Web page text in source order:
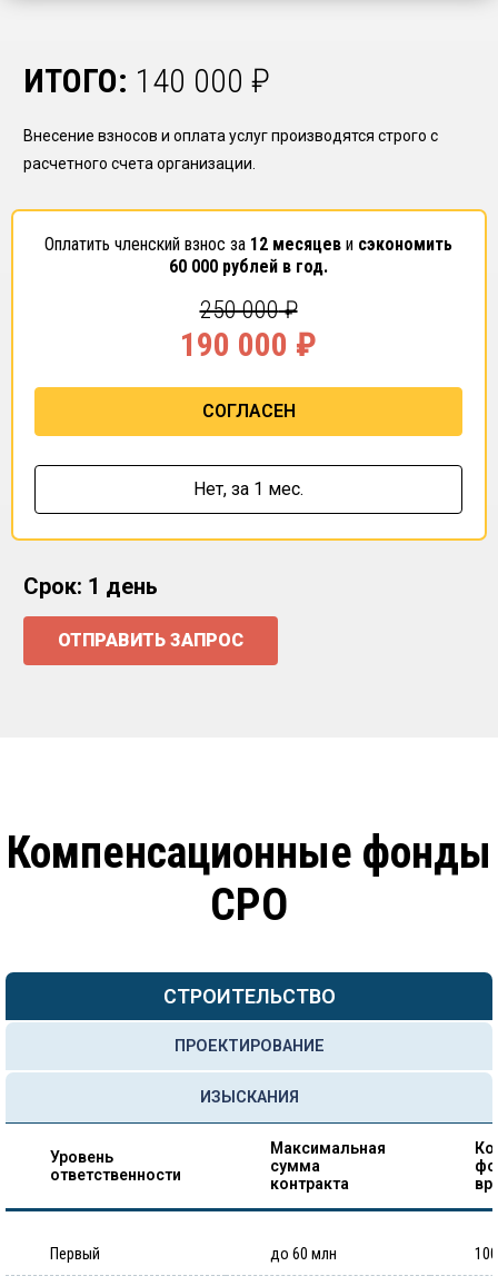
ИТОГО: 140 000 ₽
Внесение взносов и оплата услуг производятся строго с
расчетного счета организации.
Оплатить членский взнос за 12 месяцев и сэкономить
60 000 рублей в год.
250 000₽
190 000 ₽
СОГЛАСЕН
Нет, за 1 мес.
Срок: 1 день
ОТПРАВИТЬ ЗАПРОС
Компенсационные фонды
СРО
СТРОИТЕЛЬСТВО
ПРОЕКТИРОВАНИЕ
ИЗЫСКАНИЯ
Уровень
ответственности
Максимальная
сумма
контракта
Первый до 60 млн